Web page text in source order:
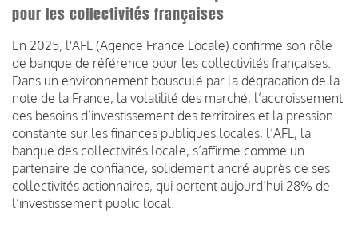
pour les collectivités françaises
En 2025, l'AFL (Agence France Locale) confirme son rôle
de banque de référence pour les collectivités françaises.
Dans un environnement bousculé par la dégradation de la
note de la France, la volatilité des marché, l’accroissement
des besoins d’investissement des territoires et la pression
constante sur les finances publiques locales, l’AFL, la
banque des collectivités locale, s’affirme comme un
partenaire de confiance, solidement ancré auprès de ses
collectivités actionnaires, qui portent aujourd’hui 28% de
l’investissement public local.